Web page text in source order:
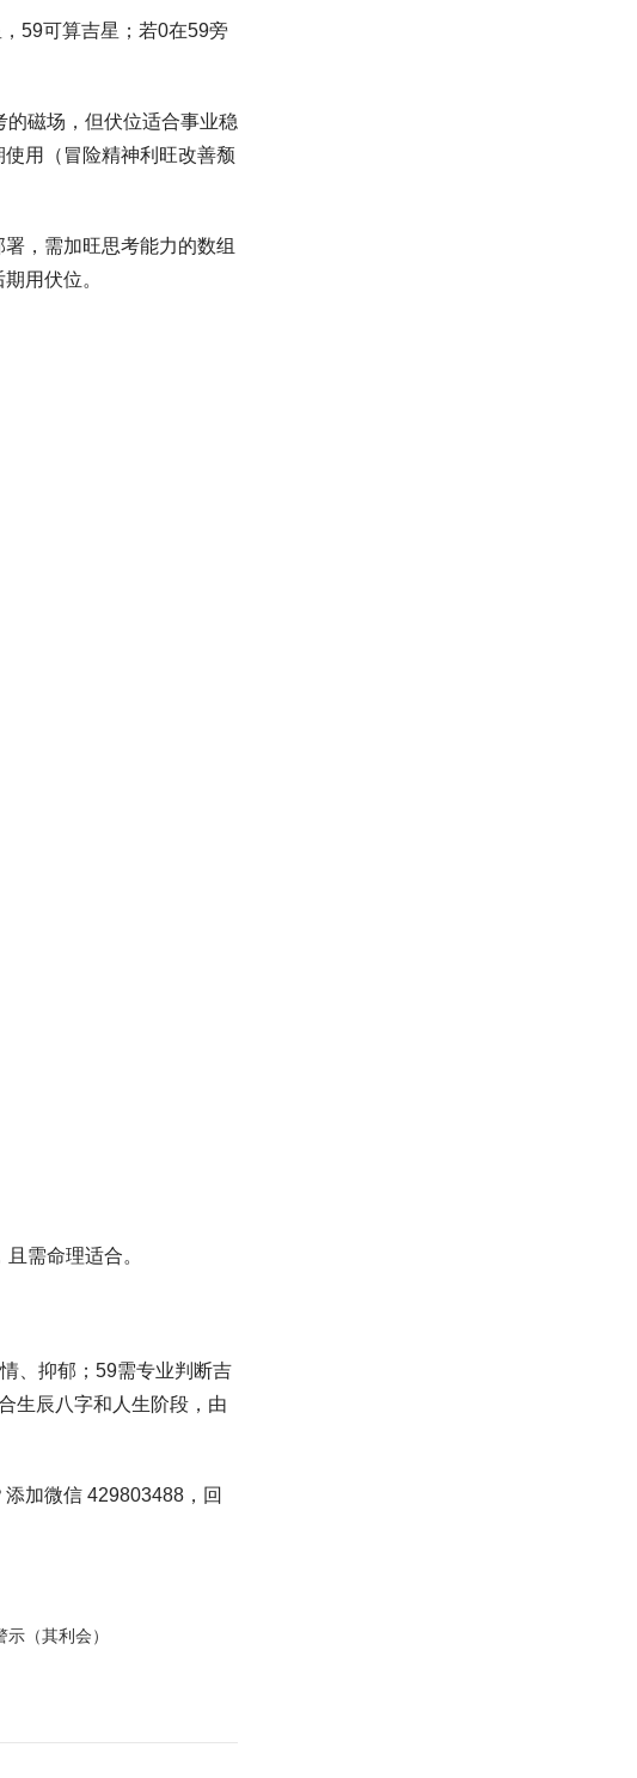
59可算吉星；若0在59旁
磁场，但伏位适合事业稳
用（冒险精神利旺改善颓
，需加旺思考能力的数组
用伏位。
需命理适合。
、抑郁；59需专业判断吉
生辰八字和人生阶段，由
加微信 429803488，回
（其利会）